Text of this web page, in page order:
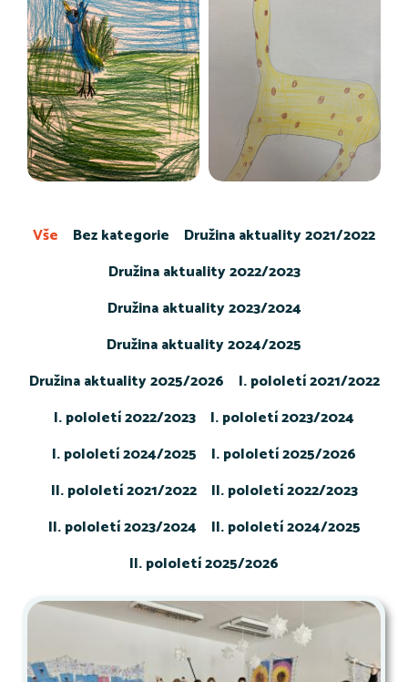
Bez kategorie
Družina aktuality 2021/2022
Družina aktuality 2022/2023
Družina aktuality 2023/2024
Družina aktuality 2024/2025
Družina aktuality 2025/2026
I. pololetí 2021/2022
I. pololetí 2022/2023
I. pololetí 2023/2024
I. pololetí 2024/2025
I. pololetí 2025/2026
II. pololetí 2021/2022
II. pololetí 2022/2023
II. pololetí 2023/2024
II. pololetí 2024/2025
II. pololetí 2025/2026
Vše